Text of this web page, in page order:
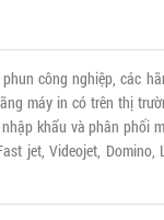
công nghiệp, các
máy in có trên thị
khẩu và phân phối
jet, Videojet, Domino,